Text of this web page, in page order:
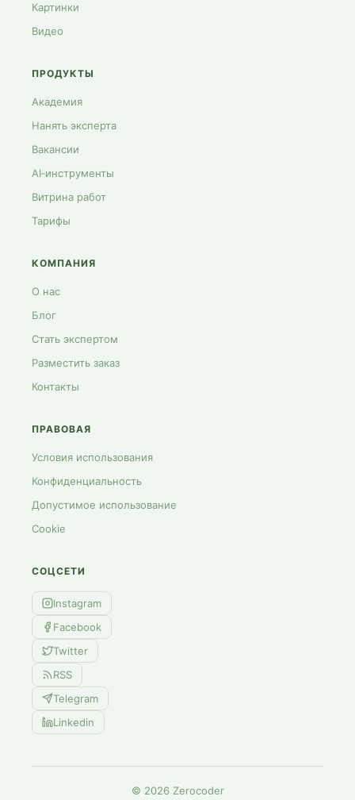
Картинки
Видео
ПРОДУКТЫ
Академия
Нанять эксперта
Вакансии
AI‑инструменты
Витрина работ
Тарифы
КОМПАНИЯ
О нас
Блог
Стать экспертом
Разместить заказ
Контакты
ПРАВОВАЯ
Условия использования
Конфиденциальность
Допустимое использование
Cookie
СОЦСЕТИ
Instagram
Facebook
Twitter
RSS
Telegram
Linkedin
© 2026 Zerocoder